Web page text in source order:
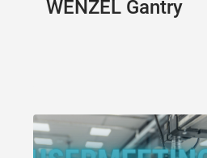
WENZEL Gantry